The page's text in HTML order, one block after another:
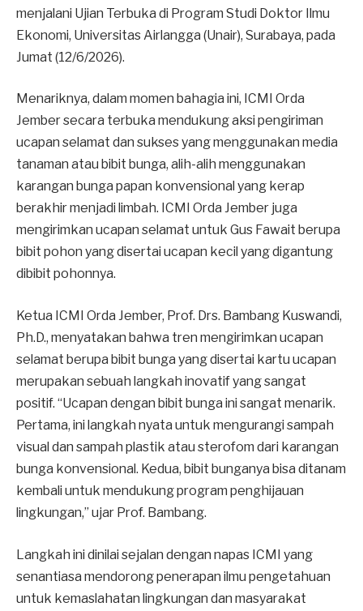
menjalani Ujian Terbuka di Program Studi Doktor Ilmu
Ekonomi, Universitas Airlangga (Unair), Surabaya, pada
Jumat (12/6/2026).
Menariknya, dalam momen bahagia ini, ICMI Orda
Jember secara terbuka mendukung aksi pengiriman
ucapan selamat dan sukses yang menggunakan media
tanaman atau bibit bunga, alih-alih menggunakan
karangan bunga papan konvensional yang kerap
berakhir menjadi limbah. ICMI Orda Jember juga
mengirimkan ucapan selamat untuk Gus Fawait berupa
bibit pohon yang disertai ucapan kecil yang digantung
dibibit pohonnya.
Ketua ICMI Orda Jember, Prof. Drs. Bambang Kuswandi,
Ph.D., menyatakan bahwa tren mengirimkan ucapan
selamat berupa bibit bunga yang disertai kartu ucapan
merupakan sebuah langkah inovatif yang sangat
positif. “Ucapan dengan bibit bunga ini sangat menarik.
Pertama, ini langkah nyata untuk mengurangi sampah
visual dan sampah plastik atau sterofom dari karangan
bunga konvensional. Kedua, bibit bunganya bisa ditanam
kembali untuk mendukung program penghijauan
lingkungan,” ujar Prof. Bambang.
Langkah ini dinilai sejalan dengan napas ICMI yang
senantiasa mendorong penerapan ilmu pengetahuan
untuk kemaslahatan lingkungan dan masyarakat